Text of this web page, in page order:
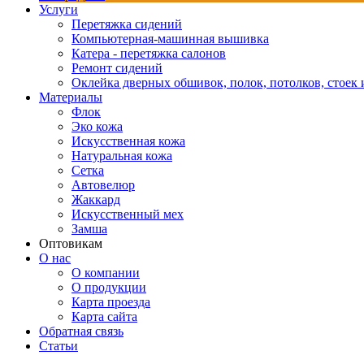
Услуги
Перетяжка сидений
Компьютерная-машинная вышивка
Катера - перетяжка салонов
Ремонт сидений
Оклейка дверных обшивок, полок, потолков, стоек
Материалы
Флок
Эко кожа
Искусственная кожа
Натуральная кожа
Сетка
Автовелюр
Жаккард
Искусственный мех
Замша
Оптовикам
О нас
О компании
О продукции
Карта проезда
Карта сайта
Обратная связь
Статьи